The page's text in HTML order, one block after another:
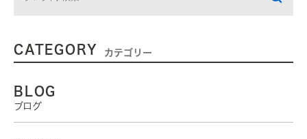
CATEGORY カテゴリー
BLOG
ブログ